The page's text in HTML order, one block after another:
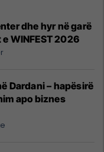
dhe hyr në garë
WINFEST 2026
Dardani – hapësirë
apo biznes